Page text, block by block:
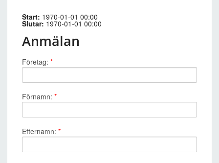
Start: 1970-01-01 00:00
Slutar: 1970-01-01 00:00
Anmälan
Företag: *
Förnamn: *
Efternamn: *